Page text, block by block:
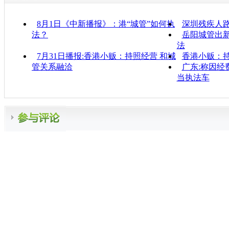
8月1日《中新播报》：港“城管”如何执
法？
深圳残疾人
岳阳城管出
法
7月31日播报:香港小贩：持照经营 和城
管关系融洽
香港小贩：
广东:称因经
当执法车